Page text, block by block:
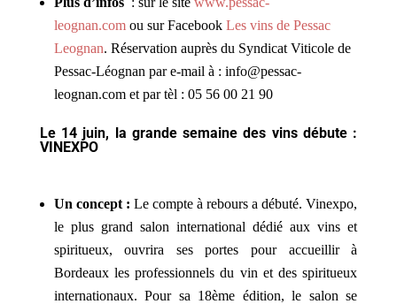
leognan.comou sur Facebook Les vins de Pessac
Leognan. Réservation auprès du Syndicat Viticole de
Pessac-Léognan par e-mail à : info@pessac-
leognan.com et par tèl : 05 56 00 21 90
Le 14 juin, la grande semaine des vins débute :
VINEXPO
Un concept : Le compte à rebours a débuté. Vinexpo,
le plus grand salon international dédié aux vins et
spiritueux, ouvrira ses portes pour accueillir à
Bordeaux les professionnels du vin et des spiritueux
internationaux. Pour sa 18ème édition, le salon se